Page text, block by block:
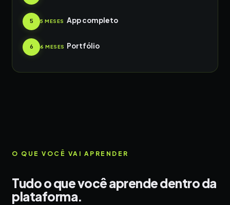
5 5 MESES App completo
6 6 MESES Portfólio
O QUE VOCÊ VAI APRENDER
Tudo o que você aprende dentro da
plataforma.